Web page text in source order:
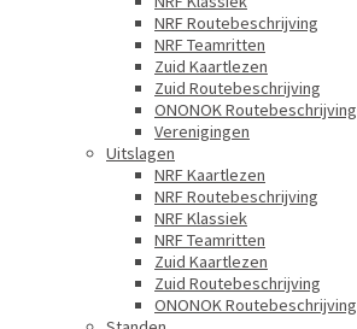
NRF Routebeschrijving
NRF Teamritten
Zuid Kaartlezen
Zuid Routebeschrijving
ONONOK Routebeschrijving
Verenigingen
Uitslagen
NRF Kaartlezen
NRF Routebeschrijving
NRF Klassiek
NRF Teamritten
Zuid Kaartlezen
Zuid Routebeschrijving
ONONOK Routebeschrijving